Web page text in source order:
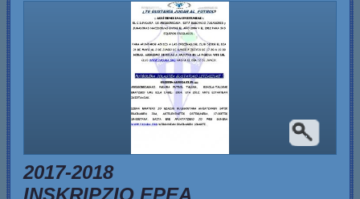
.
2017-2018
INSKRIPZIO EPEA